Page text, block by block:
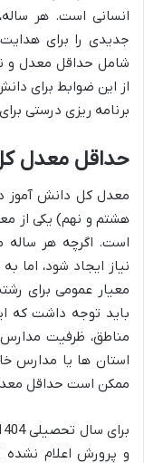
انسانی است. هر
جدیدی را برای
شامل حداقل معدل و
از این ضوابط برای
برنامه ریزی درستی
حداقل معدل
معدل کل دانش آموز
هشتم و نهم) یکی از
است. اگرچه هر ساله
معیار عمومی برای
باید توجه داشت که
مناطق، ظرفیت
استان ها یا مدارس
ممکن است حداقل معدل
و پرورش اعلام نشده